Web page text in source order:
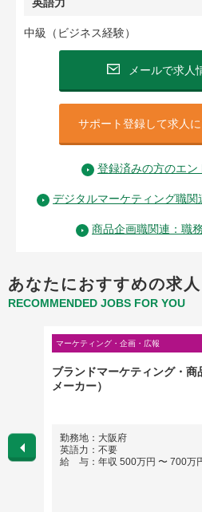
中級（ビジネス経験）
メールで求人
サポート登録して求人
登録済みの方のエン
デジタルマーケティング職
商品企画職関連：職
あなたにおすすめの求人
RECOMMENDED JOBS FOR YOU
マーケティング・企画・広報
ブランドマーケティング・商
メーカー）
勤務地：大阪府
英語力：不要
給 与：年収 500万円 〜 700万